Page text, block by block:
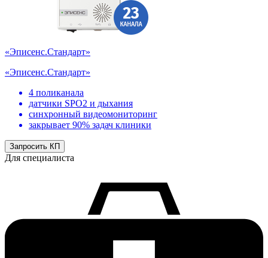
«Эписенс.Стандарт»
«Эписенс.Стандарт»
4 поликанала
датчики SPO2 и дыхания
синхронный видеомониторинг
закрывает 90% задач клиники
Запросить КП
Для специалиста